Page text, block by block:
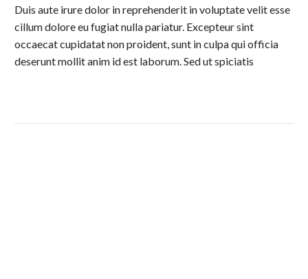
Duis aute irure dolor in reprehenderit in voluptate velit esse
cillum dolore eu fugiat nulla pariatur. Excepteur sint
occaecat cupidatat non proident, sunt in culpa qui officia
deserunt mollit anim id est laborum. Sed ut spiciatis